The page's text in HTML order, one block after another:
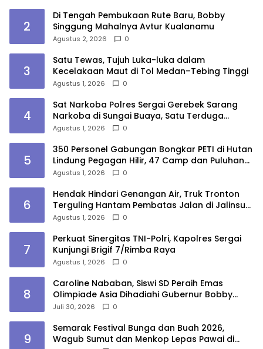
2
Di Tengah Pembukaan Rute Baru, Bobby
Singgung Mahalnya Avtur Kualanamu
Agustus 2, 2026 0
3
Satu Tewas, Tujuh Luka-luka dalam
Kecelakaan Maut di Tol Medan–Tebing Tinggi
Agustus 1, 2026 0
4
Sat Narkoba Polres Sergai Gerebek Sarang
Narkoba di Sungai Buaya, Satu Terduga
Pelaku Diamankan
Agustus 1, 2026 0
5
350 Personel Gabungan Bongkar PETI di Hutan
Lindung Pegagan Hilir, 47 Camp dan Puluhan
Peralatan Dimusnahkan
Agustus 1, 2026 0
6
Hendak Hindari Genangan Air, Truk Tronton
Terguling Hantam Pembatas Jalan di Jalinsum
Sergai
Agustus 1, 2026 0
7
Perkuat Sinergitas TNI-Polri, Kapolres Sergai
Kunjungi Brigif 7/Rimba Raya
Agustus 1, 2026 0
8
Caroline Nababan, Siswi SD Peraih Emas
Olimpiade Asia Dihadiahi Gubernur Bobby
Nasution Beasiswa Hingga Rumah
Juli 30, 2026 0
9
Semarak Festival Bunga dan Buah 2026,
Wagub Sumut dan Menkop Lepas Pawai di